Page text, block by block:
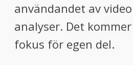
användandet av
analyser. Det
fokus för egen del.